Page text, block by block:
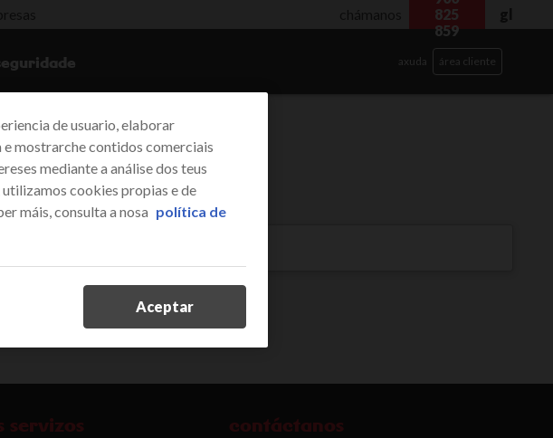
825
859
axuda área cliente
servizos contáctanos
de usuario, elaborar
mostrarche contidos comerciais
mediante a análise dos teus
cookies propias e de
máis, consulta a nosa política de
Aceptar